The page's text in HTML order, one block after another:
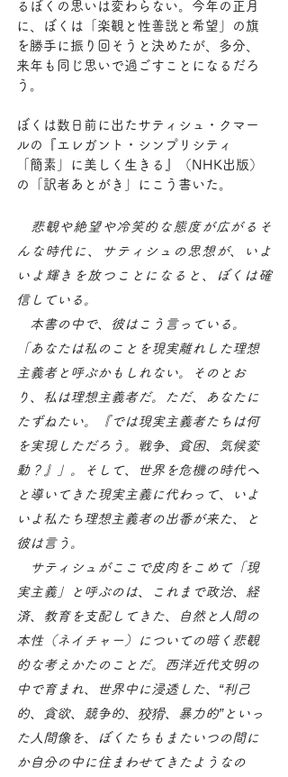
るぼくの思いは変わらない。今年の正月
に、ぼくは「楽観と性善説と希望」の旗
を勝手に振り回そうと決めたが、多分、
来年も同じ思いで過ごすことになるだろ
う。
ぼくは数日前に出たサティシュ・クマー
ルの『エレガント・シンプリシティ
「簡素」に美しく生きる』（NHK出版）
の「訳者あとがき」にこう書いた。
悲観や絶望や冷笑的な態度が広がるそ
んな時代に、サティシュの思想が、いよ
いよ輝きを放つことになると、ぼくは確
信している。
本書の中で、彼はこう言っている。
「あなたは私のことを現実離れした理想
主義者と呼ぶかもしれない。そのとお
り、私は理想主義者だ。ただ、あなたに
たずねたい。『では現実主義者たちは何
を実現しただろう。戦争、貧困、気候変
動？』」。そして、世界を危機の時代へ
と導いてきた現実主義に代わって、いよ
いよ私たち理想主義者の出番が来た、と
彼は言う。
サティシュがここで皮肉をこめて「現
実主義」と呼ぶのは、これまで政治、経
済、教育を支配してきた、自然と人間の
本性（ネイチャー）についての暗く悲観
的な考えかたのことだ。西洋近代文明の
中で育まれ、世界中に浸透した、“利己
的、貪欲、競争的、狡猾、暴力的”といっ
た人間像を、ぼくたちもまたいつの間に
か自分の中に住まわせてきたようなの